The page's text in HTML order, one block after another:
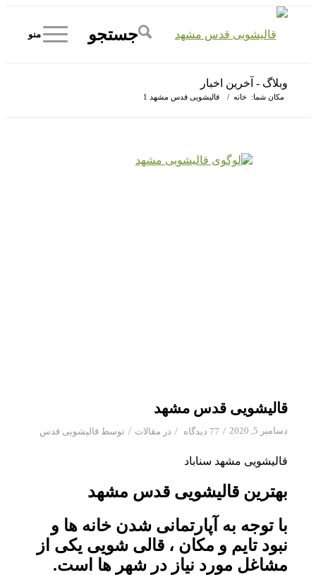
جستجو منو
وبلاگ - آخرین اخبار
مکان شما: خانه 1 / قالیشویی قدس مشهد
قالیشویی قدس مشهد
دسامبر 5, 2020 / 77 دیدگاه / در مقالات / توسطقالیشویی قدس
قالیشویی مشهد سناباد
بهترین قالیشویی قدس مشهد
با توجه به آپارتمانی شدن خانه ها و
نبود تایم و مکان ، قالی شویی یکی از
مشاغل مورد نیاز در شهر ها است.